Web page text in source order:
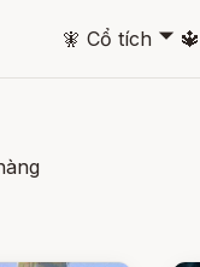
🧚 Cổ tích 🞃 🔱